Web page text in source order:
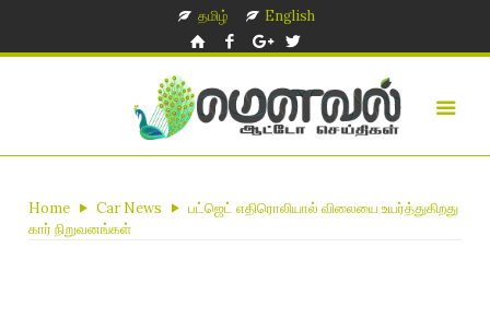
தமிழ் English
Home Car News
பட்ஜெட் எதிரொலியால் விலையை உயர்த்துகிறது
கார் நிறுவனங்கள்